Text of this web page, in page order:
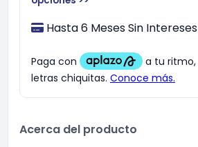
Hasta 6 Meses Sin Intereses
Acerca del producto